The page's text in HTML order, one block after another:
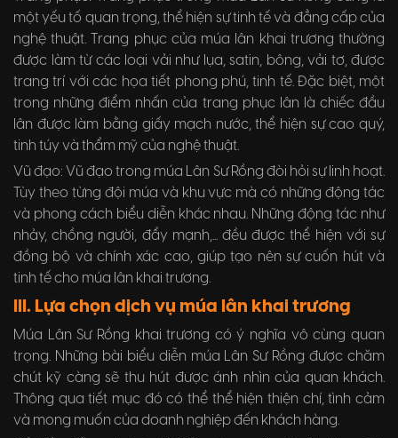
một yếu tố quan trọng, thể hiện sự tinh tế và đẳng cấp của
nghệ thuật. Trang phục của múa lân khai trương thường
được làm từ các loại vải như lụa, satin, bông, vải tơ, được
trang trí với các họa tiết phong phú, tinh tế. Đặc biệt, một
trong những điểm nhấn của trang phục lân là chiếc đầu
lân được làm bằng giấy mạch nước, thể hiện sự cao quý,
tinh túy và thẩm mỹ của nghệ thuật.
Vũ đạo: Vũ đạo trong múa Lân Sư Rồng đòi hỏi sự linh hoạt.
Tùy theo từng đội múa và khu vực mà có những động tác
và phong cách biểu diễn khác nhau. Những động tác như
nhảy, chồng người, đẩy mạnh,... đều được thể hiện với sự
đồng bộ và chính xác cao, giúp tạo nên sự cuốn hút và
tinh tế cho múa lân khai trương.
III. Lựa chọn dịch vụ múa lân khai trương
Múa Lân Sư Rồng khai trương có ý nghĩa vô cùng quan
trọng. Những bài biểu diễn múa Lân Sư Rồng được chăm
chút kỹ càng sẽ thu hút được ánh nhìn của quan khách.
Thông qua tiết mục đó có thể thể hiện thiện chí, tình cảm
và mong muốn của doanh nghiệp đến khách hàng.